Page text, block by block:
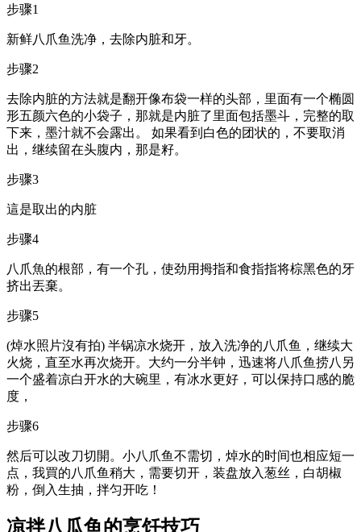
步骤1
新鲜八爪鱼洗净，去除内脏和牙。
步骤2
去除内脏的方法就是翻开像布袋一样的头部，里面有一个椭圆
形五颜六色的小袋子，那就是内脏了里面包括墨斗，完整的取
下来，墨汁就不会露出。 如果看到白色的团状的，不要取消
出，继续留在头腹内，那是籽。
步骤3
這是取出的内脏
步骤4
八爪魚的根部，有一个孔，使劲用拇指和食指指将棕黑色的牙
挤出丟棄。
步骤5
(焯水照片沒有拍) 半锅凉水烧开，放入洗净的八爪鱼，继续大
火烧，直至水再次烧开。大约一分半钟，迅速将八爪鱼捞八另
一个盛着凉白开水的大碗里，有冰水更好，可以保持口感的脆
度，
步骤6
然后可以改刀切開。小八爪鱼不需切，焯水的时间也相应短一
点，我買的八爪鱼稍大，需要切开，装盘放入葱丝，白胡椒
粉，倒入生抽，拌匀开吃！
凉拌八瓜鱼的烹饪技巧